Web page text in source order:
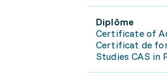
Diplôme
Certificate of
Certificat de
Studies CAS in